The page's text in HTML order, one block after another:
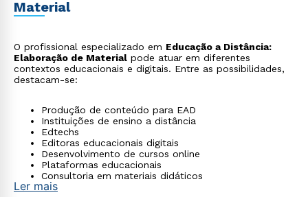
Material
O profissional especializado em Educação a Distância:
Elaboração de Material pode atuar em diferentes
contextos educacionais e digitais. Entre as possibilidades,
destacam-se:
Produção de conteúdo para EAD
Instituições de ensino a distância
Edtechs
Editoras educacionais digitais
Desenvolvimento de cursos online
Plataformas educacionais
Consultoria em materiais didáticos
Ler mais